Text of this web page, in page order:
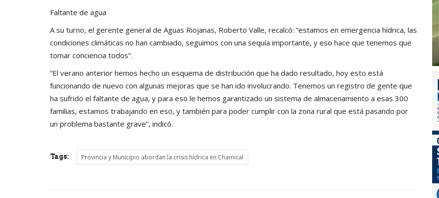
Faltante de agua
A su turno, el gerente general de Aguas Riojanas, Roberto Valle, recalcó: “estamos en emergencia hídrica, las
condiciones climáticas no han cambiado, seguimos con una sequía importante, y eso hace que tenemos que
tomar conciencia todos”.
“El verano anterior hemos hecho un esquema de distribución que ha dado resultado, hoy esto está
funcionando de nuevo con algunas mejoras que se han ido involucrando. Tenemos un registro de gente que
ha sufrido el faltante de agua, y para eso le hemos garantizado un sistema de almacenamiento a esas 300
familias, estamos trabajando en eso, y también para poder cumplir con la zona rural que está pasando por
un problema bastante grave”, indicó.
Tags: Provincia y Municipio abordan la crisis hídrica en Chamical